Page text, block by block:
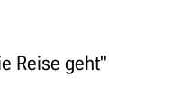
Reise geht"